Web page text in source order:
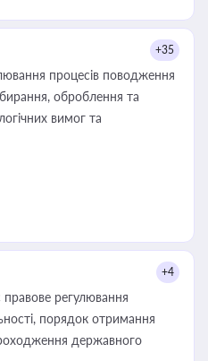
+35
процесів поводження
оброблення та
вимог та
+4
регулювання
порядок отримання
державного